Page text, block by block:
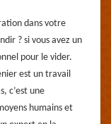
dans votre
? si vous avez un
pour le vider.
est un travail
c’est une
humains et